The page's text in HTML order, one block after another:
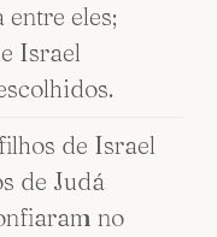
eles;
Israel
de Israel
de Judá
no